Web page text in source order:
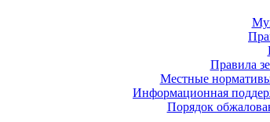
Правила
Местные нормативы
Информационная
Порядок